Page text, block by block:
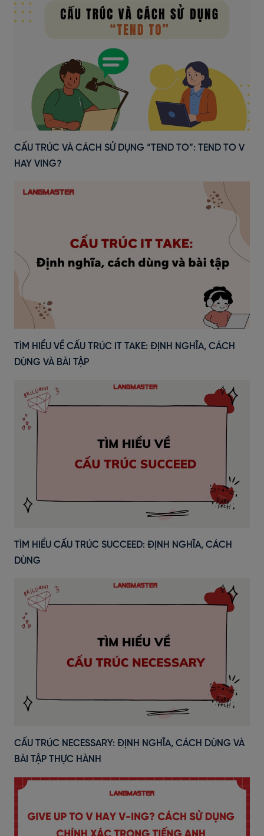
CẤU TRÚC VÀ CÁCH SỬ DỤNG “TEND TO”: TEND TO V
HAY VING?
TÌM HIỂU VỀ CẤU TRÚC IT TAKE: ĐỊNH NGHĨA, CÁCH
DÙNG VÀ BÀI TẬP
TÌM HIỂU CẤU TRÚC SUCCEED: ĐỊNH NGHĨA, CÁCH
DÙNG
CẤU TRÚC NECESSARY: ĐỊNH NGHĨA, CÁCH DÙNG VÀ
BÀI TẬP THỰC HÀNH